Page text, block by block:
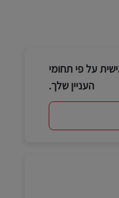
על פי תחומי
העניין שלך.